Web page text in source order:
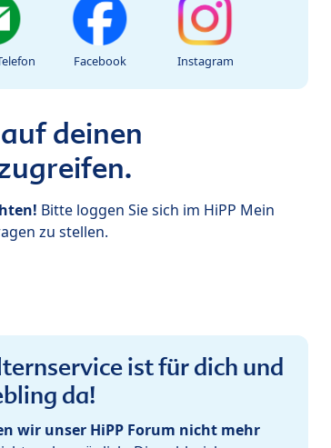
Facebook Instagram
deinen
Bitte loggen Sie sich im HiPP Mein
zu stellen.
ist für dich und
da!
wir unser HiPP Forum nicht mehr